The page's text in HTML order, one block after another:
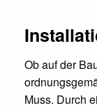
Ob auf der
Muss. Durch